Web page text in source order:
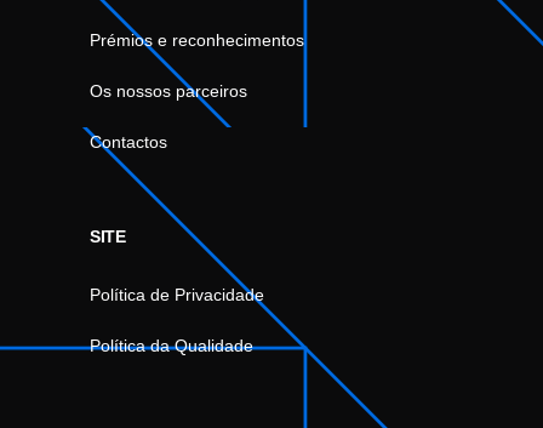
Prémios e reconhecimentos
Os nossos parceiros
Contactos
SITE
Política de Privacidade
Política da Qualidade